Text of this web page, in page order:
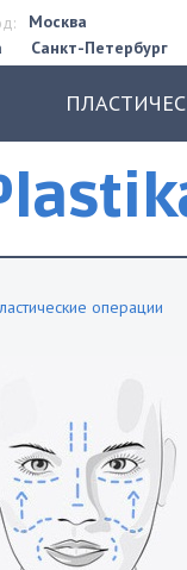
Москва
Санкт-Петербург
операции